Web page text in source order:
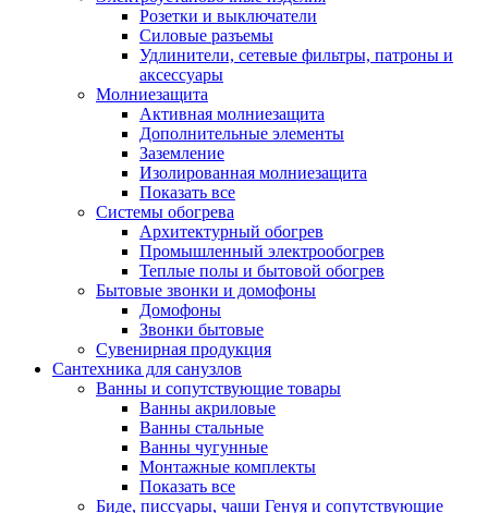
Розетки и выключатели
Силовые разъемы
Удлинители, сетевые фильтры, патроны и
аксессуары
Молниезащита
Активная молниезащита
Дополнительные элементы
Заземление
Изолированная молниезащита
Показать все
Системы обогрева
Архитектурный обогрев
Промышленный электрообогрев
Теплые полы и бытовой обогрев
Бытовые звонки и домофоны
Домофоны
Звонки бытовые
Сувенирная продукция
Сантехника для санузлов
Ванны и сопутствующие товары
Ванны акриловые
Ванны стальные
Ванны чугунные
Монтажные комплекты
Показать все
Биде, писсуары, чаши Генуя и сопутствующие